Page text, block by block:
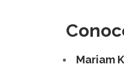
Mariam